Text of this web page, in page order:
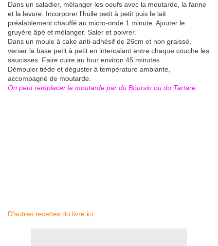
Dans un saladier, mélanger les oeufs avec la moutarde, la farine
et la levure. Incorporer l'huile petit à petit puis le lait
préalablement chauffé au micro-onde 1 minute. Ajouter le
gruyère âpé et mélanger. Saler et poivrer.
Dans un moule à cake anti-adhésif de 26cm et non graissé,
verser la base petit à petit en intercalant entre chaque couche les
saucisses. Faire cuire au four environ 45 minutes.
Démouler tiède et déguster à température ambiante,
accompagné de moutarde.
On peut remplacer la moutarde par du Boursin ou du Tartare.
D'autres recettes du livre ici.